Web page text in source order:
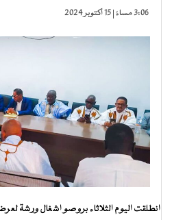
3:06 مساءً | 15 أكتوبر 2024
انطلقت اليوم الثلاثاء بروصو اشغال